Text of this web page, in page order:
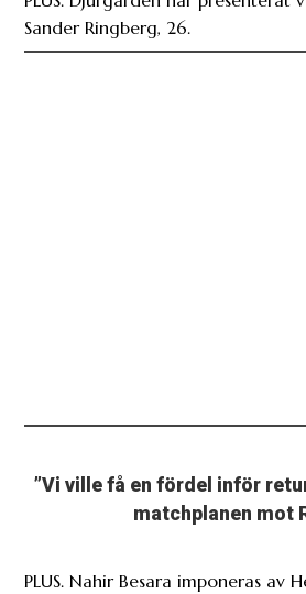
Sander Ringberg, 26.
”Vi ville få en fördel inför
matchplanen mot
PLUS. Nahir Besara imponeras av